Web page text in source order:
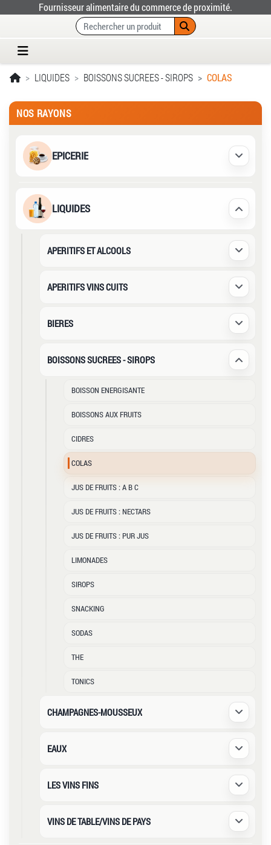
Fournisseur alimentaire du commerce de proximité.
LIQUIDES BOISSONS SUCREES - SIROPS COLAS
NOS RAYONS
EPICERIE Déplier
LIQUIDES Déplier
APERITIFS ET ALCOOLS Déplier
APERITIFS VINS CUITS Déplier
BIERES Déplier
BOISSONS SUCREES - SIROPS Déplier
BOISSON ENERGISANTE
BOISSONS AUX FRUITS
CIDRES
COLAS
JUS DE FRUITS : A B C
JUS DE FRUITS : NECTARS
JUS DE FRUITS : PUR JUS
LIMONADES
SIROPS
SNACKING
SODAS
THE
TONICS
CHAMPAGNES-MOUSSEUX Déplier
EAUX Déplier
LES VINS FINS Déplier
VINS DE TABLE/VINS DE PAYS Déplier